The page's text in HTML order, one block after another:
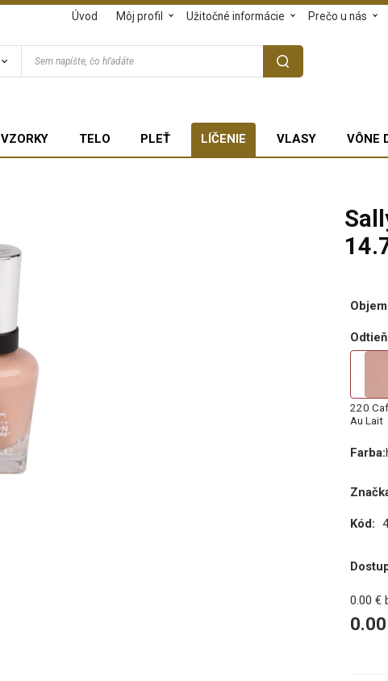
Úvod Môj profil Užitočné informácie Prečo u nás
VZORKY TELO PLEŤ LÍČENIE VLASY VÔNE
Objem
Odtieň
220
Au Lait
Farba:
Kód:
0.00 €
0.00